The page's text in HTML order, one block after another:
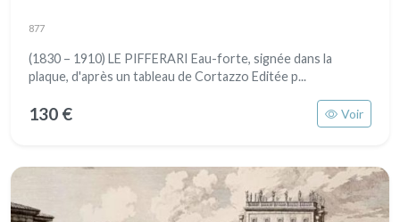
877
(1830 – 1910) LE PIFFERARI Eau-forte, signée dans la
plaque, d'après un tableau de Cortazzo Editée p...
130 € Voir